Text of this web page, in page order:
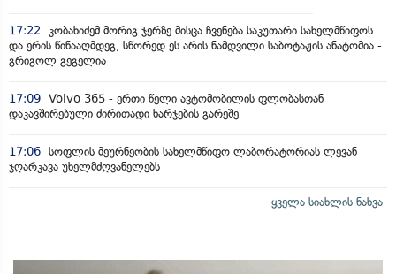
17:22
კობახიძემ მორიგ ჯერზე მისცა ჩვენება საკუთარი სახელმწიფოს
და ერის წინააღმდეგ, სწორედ ეს არის ნამდვილი საბოტაჟის ანატომია -
გრიგოლ გეგელია
17:09 Volvo 365 - ერთი წელი ავტომობილის ფლობასთან
დაკავშირებული ძირითადი ხარჯების გარეშე
17:06 სოფლის მეურნეობის სახელმწიფო ლაბორატორიას ლევან
ჯღარკავა უხელმძღვანელებს
ყველა სიახლის ნახვა